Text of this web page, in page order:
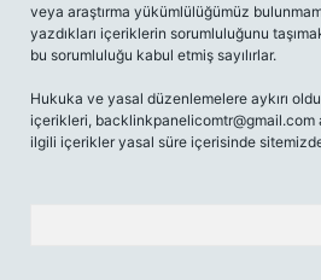
veya araştırma yükümlülüğümüz
yazdıkları içeriklerin sorumluluğunu
bu sorumluluğu kabul etmiş sayılırlar.
Hukuka ve yasal düzenlemelere aykırı
içerikleri, backlinkpanelicomtr@gmail.com
ilgili içerikler yasal süre içerisinde